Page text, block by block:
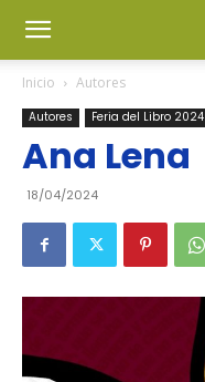
Inicio Autores
Autores Feria del Libro 2024
Ana Lena
18/04/2024